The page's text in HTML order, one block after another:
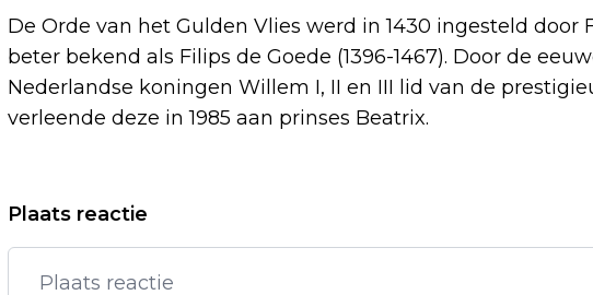
De Orde van het Gulden Vlies werd in 1430 ingesteld door
beter bekend als Filips de Goede (1396-1467). Door de
Nederlandse koningen Willem I, II en III lid van de
verleende deze in 1985 aan prinses Beatrix.
Vorig artikel
KWF EN FNV WILLEN ONDERZOEK NAAR
SCHADELIJKE UITSTOOT VLIEGTUIGEN
Plaats reactie